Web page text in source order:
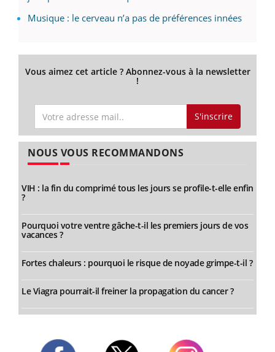
Musique : le cerveau n’a pas de préférences innées
Vous aimez cet article ? Abonnez-vous à la newsletter
!
S'inscrire
NOUS VOUS RECOMMANDONS
VIH : la fin du comprimé tous les jours se profile-t-elle enfin
?
Pourquoi votre ventre gâche-t-il les premiers jours de vos
vacances ?
Fortes chaleurs : pourquoi le risque de noyade grimpe-t-il ?
Le Viagra pourrait-il freiner la propagation du cancer ?